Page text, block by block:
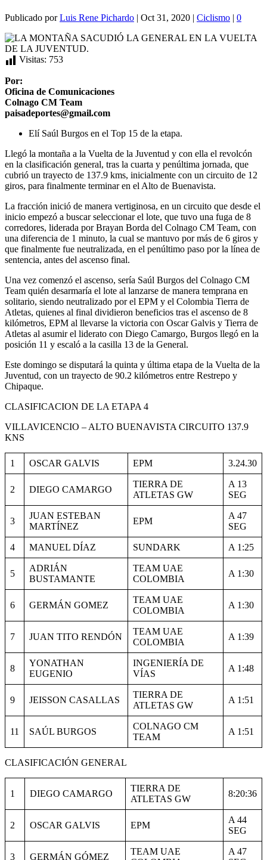
Publicado porLuis Rene Pichardo | Oct 31, 2020 | Ciclismo | 0
Visitas: 753
Por:
Oficina de Comunicaciones
Colnago CM Team
paisadeportes@gmail.com
Elí Saúl Burgos en el Top 15 de la etapa.
Llegó la montaña a la Vuelta de la Juventud y con ella el revolcón
en la clasificación general, tras la cuarta y penúltima jornada, que
cubrió un trayecto de 137.9 kms, inicialmente con un circuito de 12
giros, para finalmente terminar en el Alto de Buenavista.
La fracción inició de manera vertiginosa, en un circuito que desde el
inicio empezó a buscar seleccionar el lote, que tuvo una fuga de 8
corredores, liderada por Brayan Borda del Colnago CM Team, con
una diferencia de 1 minuto, la cual se mantuvo por más de 6 giros y
que finalmente fue neutralizada, en el penúltimo paso por la línea de
sentencia, antes del ascenso final.
Una vez comenzó el ascenso, sería Saúl Burgos del Colnago CM
Team quién desarmaría el lote al lanzarse de manera temprana en
solitario, siendo neutralizado por el EPM y el Colombia Tierra de
Atletas, quienes al final dividieron beneficios tras el ascenso de 8
kilómetros, EPM al llevarse la victoria con Oscar Galvis y Tierra de
Atletas al asumir el liderato con Diego Camargo, Burgos llegó en la
posición 11 y escaló a la casilla 13 de la General.
Este domingo se disputará la quinta y última etapa de la Vuelta de la
Juventud, con un trayecto de 90.2 kilómetros entre Restrepo y
Chipaque.
CLASIFICACION DE LA ETAPA 4
VILLAVICENCIO – ALTO BUENAVISTA CIRCUITO 137.9
KNS
1 OSCAR GALVIS EPM 3.24.30
2 DIEGO CAMARGO
TIERRA DE
ATLETAS GW
A 13
SEG
3
JUAN ESTEBAN
MARTÍNEZ
EPM
A 47
SEG
4 MANUEL DÍAZ SUNDARK A 1:25
5
ADRIÁN
BUSTAMANTE
TEAM UAE
COLOMBIA
A 1:30
6 GERMÁN GOMEZ
TEAM UAE
COLOMBIA
A 1:30
7 JUAN TITO RENDÓN
TEAM UAE
COLOMBIA
A 1:39
8
YONATHAN
EUGENIO
INGENIERÍA DE
VÍAS
A 1:48
9 JEISSON CASALLAS
TIERRA DE
ATLETAS GW
A 1:51
11 SAÚL BURGOS
COLNAGO CM
TEAM
A 1:51
CLASIFICACIÓN GENERAL
1 DIEGO CAMARGO
TIERRA DE
ATLETAS GW
8:20:36
2 OSCAR GALVIS EPM
A 44
SEG
3 GERMÁN GÓMEZ
TEAM UAE
A 47